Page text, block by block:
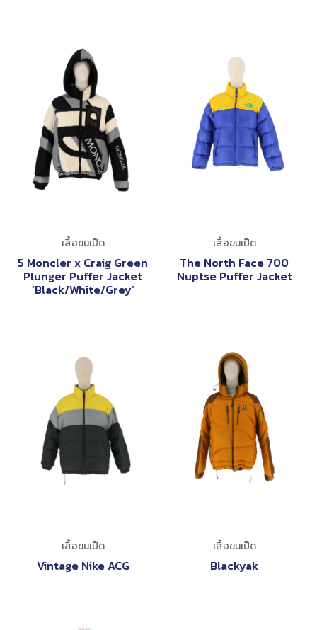
เสื้อขนเป็ด
5 Moncler x Craig Green
Plunger Puffer Jacket
‘Black/White/Grey’
เสื้อขนเป็ด
The North Face 700
Nuptse Puffer Jacket
เสื้อขนเป็ด
Vintage Nike ACG
เสื้อขนเป็ด
Blackyak